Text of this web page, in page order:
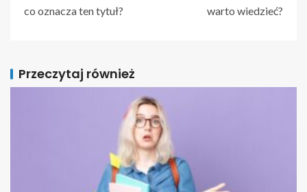
co oznacza ten tytuł?
warto wiedzieć?
Przeczytaj również